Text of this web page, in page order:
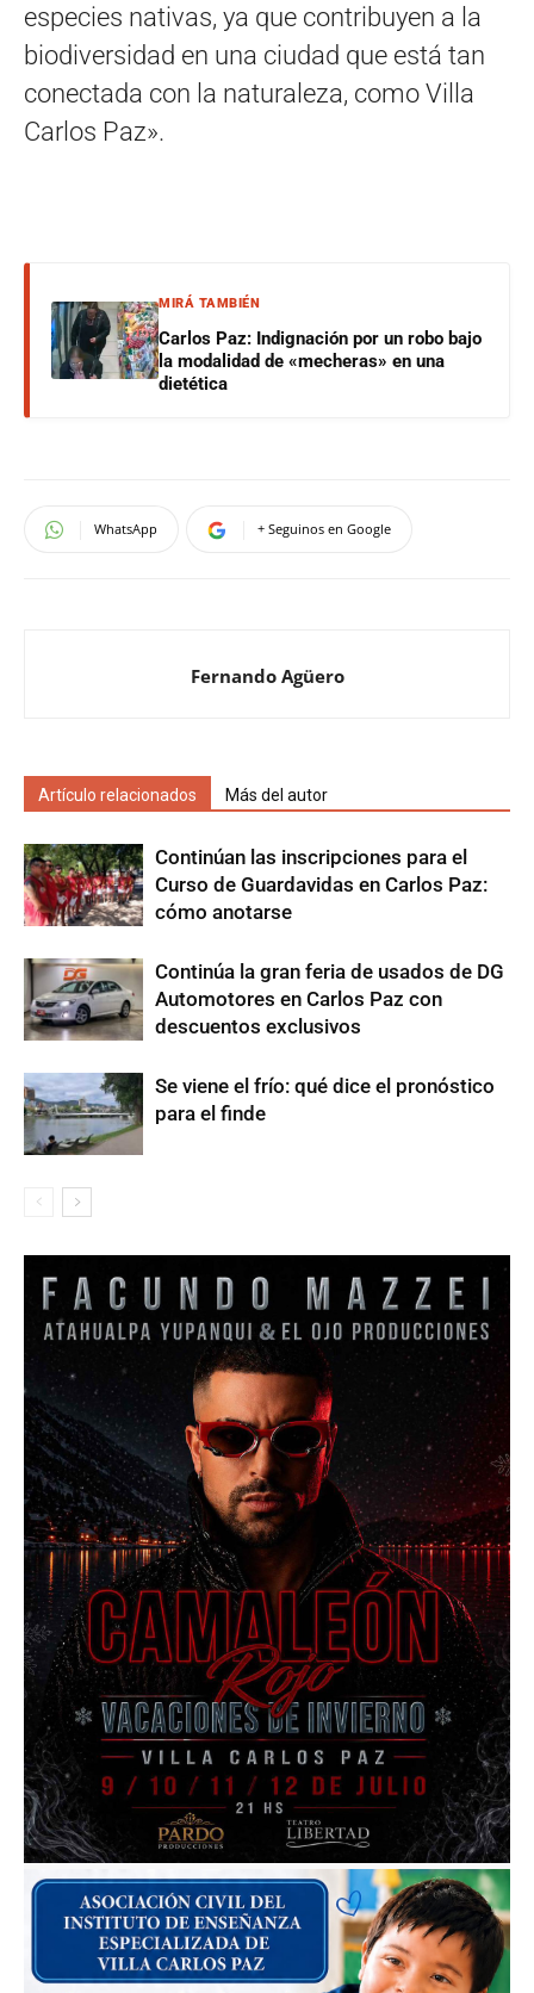
especies nativas, ya que contribuyen a la
biodiversidad en una ciudad que está tan
conectada con la naturaleza, como Villa
Carlos Paz».
MIRÁ TAMBIÉN
Carlos Paz: Indignación por un robo bajo
la modalidad de «mecheras» en una
dietética
WhatsApp + Seguinos en Google
Fernando Agüero
Artículo relacionados Más del autor
Continúan las inscripciones para el
Curso de Guardavidas en Carlos Paz:
cómo anotarse
Continúa la gran feria de usados de DG
Automotores en Carlos Paz con
descuentos exclusivos
Se viene el frío: qué dice el pronóstico
para el finde